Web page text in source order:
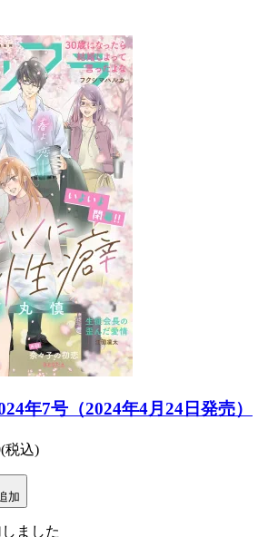
年7号（2024年4月24日発売）
(税込)
加
ました